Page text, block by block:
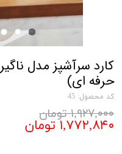
کارد سرآشپز مدل
حرفه ای)
کد محصول: 45
۱,۹۲۷,۰۰۰ تومان
۱,۷۷۲,۸۴۰ تومان